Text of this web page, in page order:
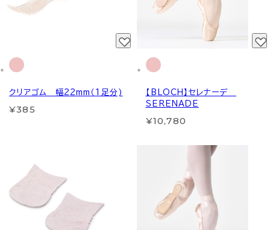
クリアゴム 幅22mm（1足分)
¥385
【BLOCH】セレナーデ
SERENADE
¥10,780